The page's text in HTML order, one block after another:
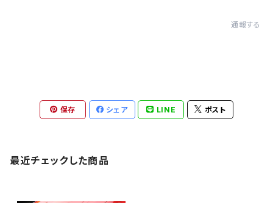
通報する
保存 シェア LINE ポスト
最近チェックした商品